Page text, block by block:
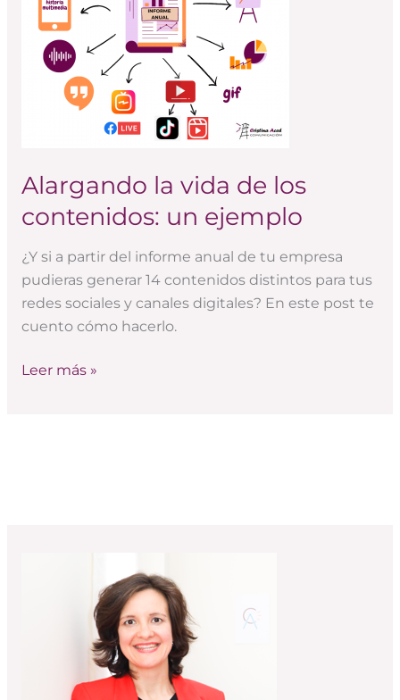
Alargando la vida de los
contenidos: un ejemplo
¿Y si a partir del informe anual de tu empresa
pudieras generar 14 contenidos distintos para tus
redes sociales y canales digitales? En este post te
cuento cómo hacerlo.
contenidos:
un
ejemplo
Leer más »